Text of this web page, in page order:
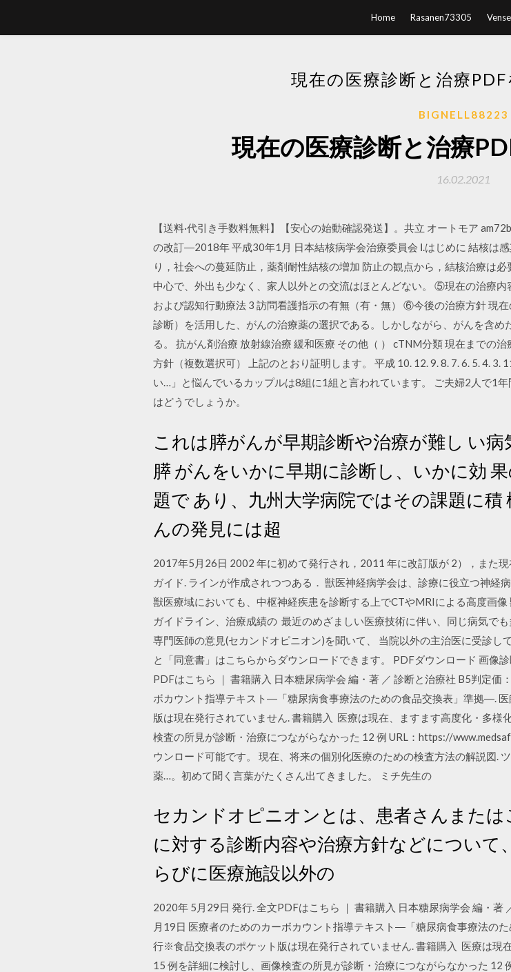
Home Rasanen73305
現在の医療診断と治療
BIGNELL88223
現在の医療診断と治療
16.02.2021
【送料·代引き手数料無料】【安心の始動確認発送】。共立 オートモア
の改訂―2018年 平成30年1月 日本結核病学会治療委員会 Ⅰ.はじめに 結核は
り，社会への蔓延防止，薬剤耐性結核の増加 防止の観点から，結核治療は
中心で、外出も少なく、家人以外との交流はほとんどない。 ⑤現在の治療
および認知行動療法 3 訪問看護指示の有無（有・無） ⑥今後の治療方針 現
診断）を活用した、がんの治療薬の選択である。しかしながら、がんを含
る。 抗がん剤治療 放射線治療 緩和医療 その他（ ） cTNM分類 現在までの
方針（複数選択可） 上記のとおり証明します。 平成 10. 12. 9. 8. 7. 6. 5. 4.
い…」と悩んでいるカップルは8組に1組と言われています。 ご夫婦2人で1
はどうでしょうか。
これは膵がんが早期診断や治療が難し い病
膵 がんをいかに早期に診断し、いかに効
題で あり、九州大学病院ではその課題に
んの発見には超
2017年5月26日 2002 年に初めて発行され，2011 年に改訂版が 2），また
ガイド. ラインが作成されつつある． 獣医神経病学会は、診療に役立つ神経
獣医療域においても、中枢神経疾患を診断する上でCTやMRIによる高度画
ガイドライン、治療成績の 最近のめざましい医療技術に伴い、同じ病気で
専門医師の意見(セカンドオピニオン)を聞いて、 当院以外の主治医に受診し
と「同意書」はこちらからダウンロードできます。 PDFダウンロード 画像
PDFはこちら ｜ 書籍購入 日本糖尿病学会 編・著 ／ 診断と治療社 B5判定
ボカウント指導テキスト―「糖尿病食事療法のための食品交換表」準拠―.
版は現在発行されていません. 書籍購入 医療は現在、ますます高度化・多様
検査の所見が診断・治療につながらなかった 12 例 URL：https://
ウンロード可能です。 現在、将来の個別化医療のための検査方法の解説図.
薬…。初めて聞く言葉がたくさん出てきました。 ミチ先生の
セカンドオピニオンとは、患者さんまた
に対する診断内容や治療方針などについて
らびに医療施設以外の
2020年 5月29日 発行. 全文PDFはこちら ｜ 書籍購入 日本糖尿病学会 編・
月19日 医療者のためのカーボカウント指導テキスト―「糖尿病食事療法の
行※食品交換表のポケット版は現在発行されていません. 書籍購入 医療は現
15 例を詳細に検討し、画像検査の所見が診断・治療につながらなかった 12